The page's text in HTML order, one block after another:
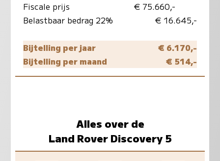
Fiscale prijs
€ 75.660,-
Belastbaar bedrag 22%
€ 16.645,-
Bijtelling per jaar
€ 6.170,-
Bijtelling per maand
€ 514,-
Alles over de
Land Rover Discovery 5